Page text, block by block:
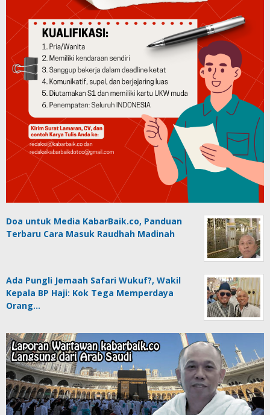
Doa untuk Media KabarBaik.co, Panduan
Terbaru Cara Masuk Raudhah Madinah
Ada Pungli Jemaah Safari Wukuf?, Wakil
Kepala BP Haji: Kok Tega Memperdaya
Orang…